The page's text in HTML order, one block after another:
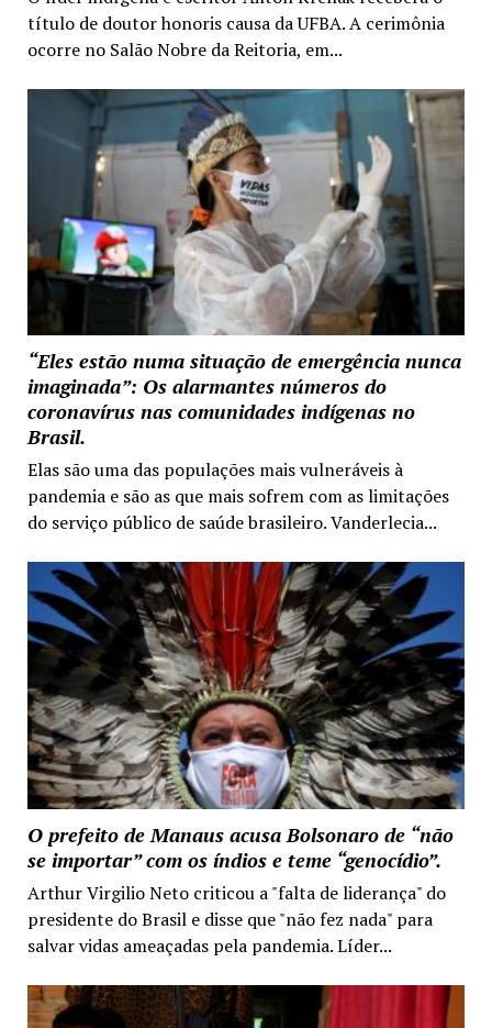
título de doutor honoris causa da UFBA. A cerimônia
ocorre no Salão Nobre da Reitoria, em...
“Eles estão numa situação de emergência nunca
imaginada”: Os alarmantes números do
coronavírus nas comunidades indígenas no
Brasil.
Elas são uma das populações mais vulneráveis à
pandemia e são as que mais sofrem com as limitações
do serviço público de saúde brasileiro. Vanderlecia...
O prefeito de Manaus acusa Bolsonaro de “não
se importar” com os índios e teme “genocídio”.
Arthur Virgilio Neto criticou a "falta de liderança" do
presidente do Brasil e disse que "não fez nada" para
salvar vidas ameaçadas pela pandemia. Líder...